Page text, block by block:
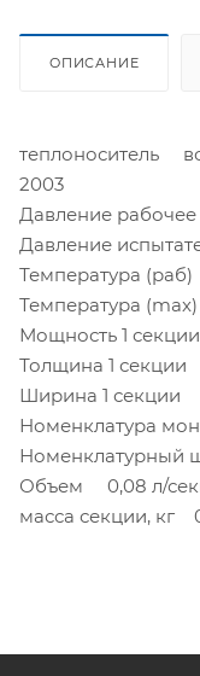
ОПИСАНИЕ
теплоноситель
2003
Давление
Давление
Температура
Температура
Мощность 1
Толщина 1
Ширина 1
Номенклатура
Номенклатурный
Объем 0,08 л/
масса секции, кг